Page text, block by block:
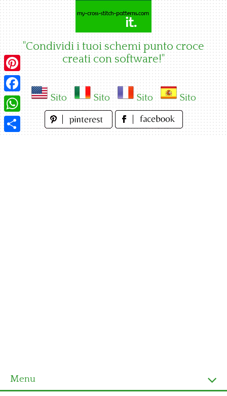
"Condividi i tuoi schemi punto croce
creati con software!"
Sito Sito Sito Sito
Menu
Pinterest
Facebook
WhatsApp